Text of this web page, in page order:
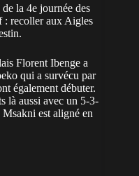
la 4e journée des
: recoller aux Aigles
Florent Ibenge a
qui a survécu par
également débuter.
là aussi avec un 5-3-
est aligné en